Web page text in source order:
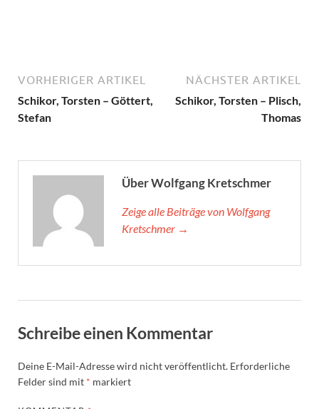
VORHERIGER ARTIKEL
Schikor, Torsten – Göttert,
Stefan
NÄCHSTER ARTIKEL
Schikor, Torsten – Plisch,
Thomas
Über Wolfgang Kretschmer
Zeige alle Beiträge von Wolfgang
Kretschmer →
Schreibe einen Kommentar
Deine E-Mail-Adresse wird nicht veröffentlicht. Erforderliche
Felder sind mit * markiert